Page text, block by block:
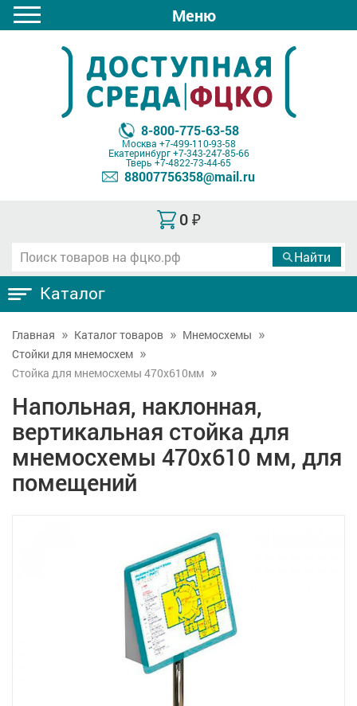
Меню
8-800-775-63-58
Москва +7-499-110-93-58
Екатеринбург+7-343-247-85-66
Тверь +7-4822-73-44-65
88007756358@mail.ru
0 ₽
Каталог
Главная Каталог товаров
Мнемосхемы
Стойки для мнемосхем
Стойка для мнемосхемы 470x610мм
Напольная, наклонная,
вертикальная стойка для
мнемосхемы 470x610 мм, для
помещений